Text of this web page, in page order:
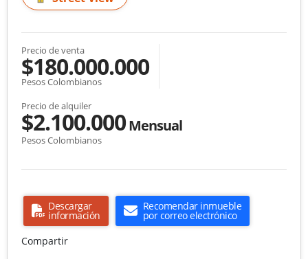
Precio de venta
$180.000.000
Pesos Colombianos
Precio de alquiler
$2.100.000Mensual
Pesos Colombianos
Descargar
información
Recomendar inmueble
por correo electrónico
Compartir